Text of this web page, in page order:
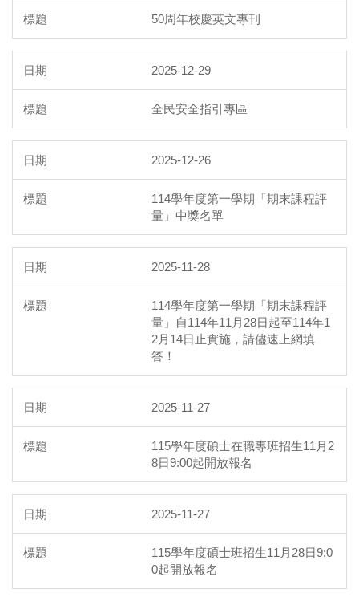
50周年校慶英文專刊
2025-12-29
全民安全指引專區
2025-12-26
114學年度第一學期「期末課程評
量」中獎名單
2025-11-28
114學年度第一學期「期末課程評
量」自114年11月28日起至114年1
2月14日止實施，請儘速上網填
答！
2025-11-27
115學年度碩士在職專班招生11月2
8日9:00起開放報名
2025-11-27
115學年度碩士班招生11月28日9:0
0起開放報名